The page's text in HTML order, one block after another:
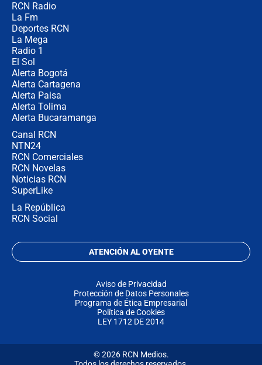
RCN Radio
La Fm
Deportes RCN
La Mega
Radio 1
El Sol
Alerta Bogotá
Alerta Cartagena
Alerta Paisa
Alerta Tolima
Alerta Bucaramanga
Canal RCN
NTN24
RCN Comerciales
RCN Novelas
Noticias RCN
SuperLike
La República
RCN Social
ATENCIÓN AL OYENTE
Aviso de Privacidad
Protección de Datos Personales
Programa de Ética Empresarial
Política de Cookies
LEY 1712 DE 2014
© 2026 RCN Medios.